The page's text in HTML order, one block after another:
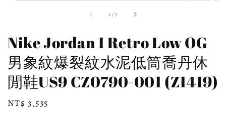
1 /7
Nike Jordan 1 Retro Low OG
男象紋爆裂紋水泥低筒喬丹休
閒鞋US9 CZ0790-001 (Z1419)
Regular
NT$ 3,535